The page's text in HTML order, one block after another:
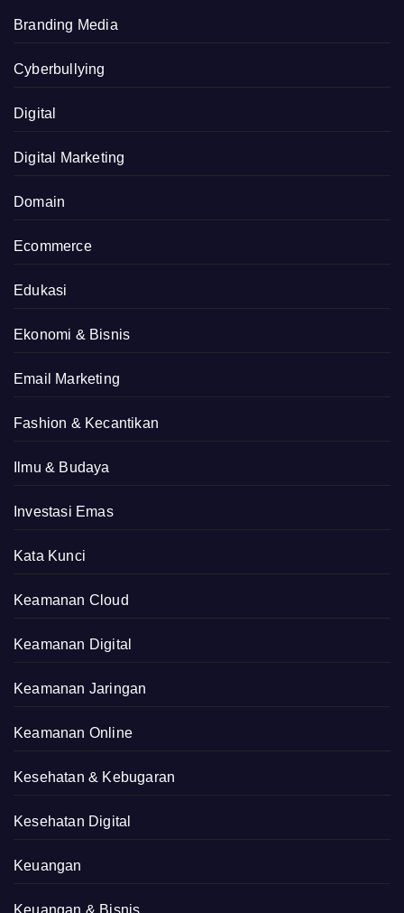
Branding Media
Cyberbullying
Digital
Digital Marketing
Domain
Ecommerce
Edukasi
Ekonomi & Bisnis
Email Marketing
Fashion & Kecantikan
Ilmu & Budaya
Investasi Emas
Kata Kunci
Keamanan Cloud
Keamanan Digital
Keamanan Jaringan
Keamanan Online
Kesehatan & Kebugaran
Kesehatan Digital
Keuangan
Keuangan & Bisnis